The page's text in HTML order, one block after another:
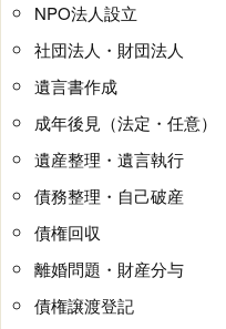
NPO法人設立
社団法人・財団法人
遺言書作成
成年後見（法定・任意）
遺産整理・遺言執行
債務整理・自己破産
債権回収
離婚問題・財産分与
債権譲渡登記